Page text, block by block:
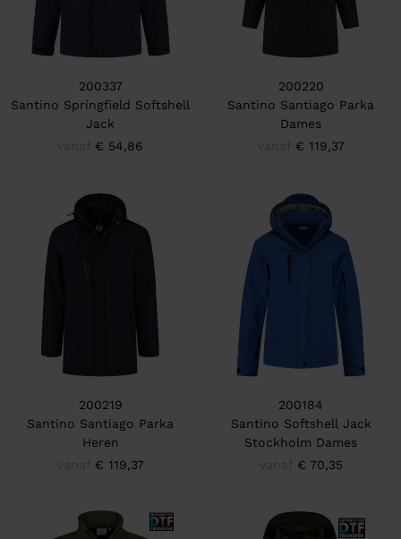
200337
Santino Springfield Softshell
Jack
€ 54,86
200220
Santino Santiago Parka
Dames
€ 119,37
200219
Santino Santiago Parka
Heren
€ 119,37
200184
Santino Softshell Jack
Stockholm Dames
€ 70,35